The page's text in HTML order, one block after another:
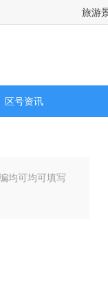
旅游
区号资讯
均可均可填写